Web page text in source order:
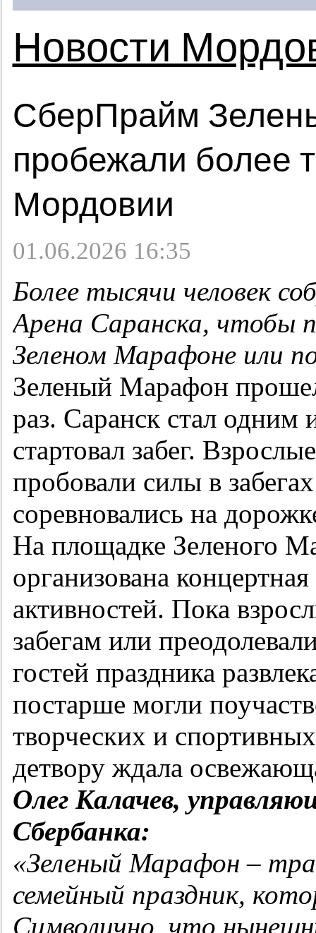
Новости
СберПрайм
пробежали более
Мордовии
01.06.2026 16:35
Более тысячи человек
Арена Саранска, чтобы
Зеленом Марафоне или
Зеленый Марафон
раз. Саранск стал одним
стартовал забег.
пробовали силы в
соревновались на
На площадке Зеленого
организована
активностей. Пока
забегам или
гостей праздника
постарше могли
творческих и
детвору ждала
Олег Калачев,
Сбербанка:
«Зеленый Марафон –
семейный праздник,
Символично, что